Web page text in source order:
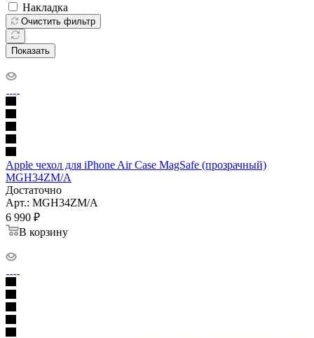
Накладка
Очистить фильтр
Показать
Apple чехол для iPhone Air Case MagSafe (прозрачный)
MGH34ZM/A
Достаточно
Арт.: MGH34ZM/A
6 990 ₽
В корзину